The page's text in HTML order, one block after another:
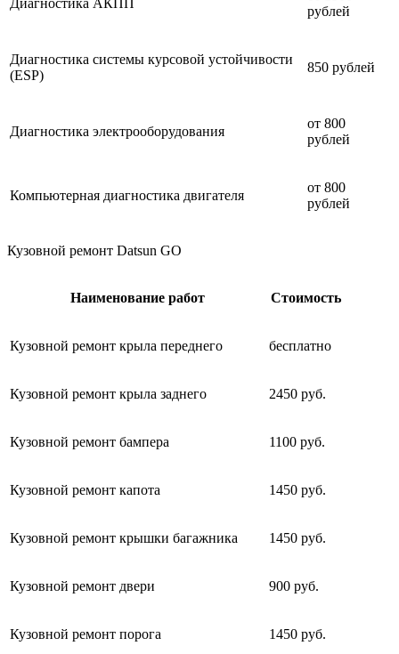
Диагностика АКПП
рублей
Диагностика системы курсовой устойчивости
(ESP)
850 рублей
Диагностика электрооборудования
от 800
рублей
Компьютерная диагностика двигателя
от 800
рублей
Кузовной ремонт Datsun GO
Наименование работ Стоимость
Кузовной ремонт крыла переднего бесплатно
Кузовной ремонт крыла заднего 2450 руб.
Кузовной ремонт бампера 1100 руб.
Кузовной ремонт капота 1450 руб.
Кузовной ремонт крышки багажника 1450 руб.
Кузовной ремонт двери 900 руб.
Кузовной ремонт порога 1450 руб.